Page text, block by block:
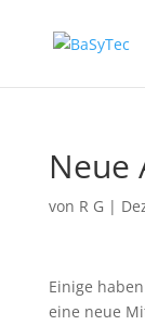
Neue
von R G |
Einige
eine neue